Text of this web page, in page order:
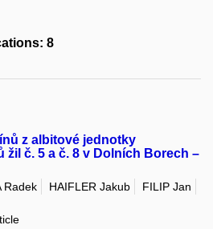
8
z albitové jednotky
č. 5 a č. 8 v Dolních Borech –
Radek HAIFLER Jakub
FILIP Jan